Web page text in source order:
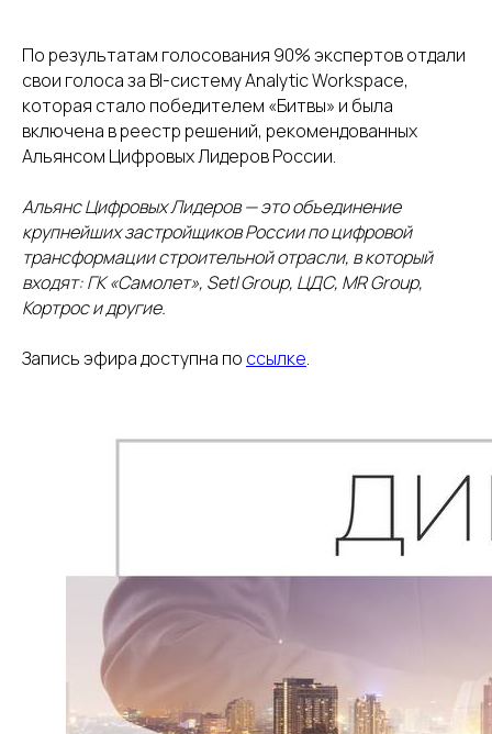
По результатам голосования 90% экспертов отдали
свои голоса за BI-систему Analytic Workspace,
которая стало победителем «Битвы» и была
включена в реестр решений, рекомендованных
Альянсом Цифровых Лидеров России.
Альянс Цифровых Лидеров — это объединение
крупнейших застройщиков России по цифровой
трансформации строительной отрасли, в который
входят: ГК «Самолет», Setl Group, ЦДС, MR Group,
Кортрос и другие.
Запись эфира доступна по ссылке.